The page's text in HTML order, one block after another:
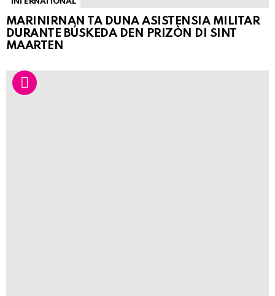
MARINIRNAN TA DUNA ASISTENSIA MILITAR
DURANTE BÚSKEDA DEN PRIZÒN DI SINT
MAARTEN